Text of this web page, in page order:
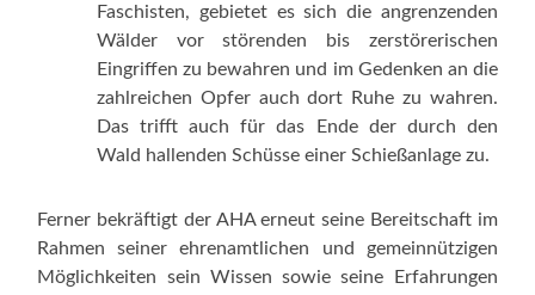
Faschisten, gebietet es sich die angrenzenden
Wälder vor störenden bis zerstörerischen
Eingriffen zu bewahren und im Gedenken an die
zahlreichen Opfer auch dort Ruhe zu wahren.
Das trifft auch für das Ende der durch den
Wald hallenden Schüsse einer Schießanlage zu.
Ferner bekräftigt der AHA erneut seine Bereitschaft im
Rahmen seiner ehrenamtlichen und gemeinnützigen
Möglichkeiten sein Wissen sowie seine Erfahrungen